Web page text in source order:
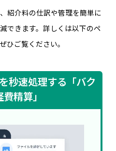
紹介料の仕訳や管理を簡単に
できます。詳しくは以下のペ
ひご覧ください。
秒速処理する「バク
精算」